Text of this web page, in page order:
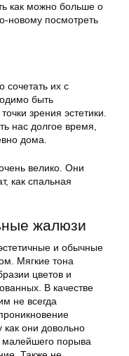
как можно больше о
новому посмотреть
сочетать их с
быть
зрения эстетики.
нас долгое время,
дома.
велико. Они
как спальная
жалюзи
и обычные
Мягкие тона
цветов и
В качестве
не всегда
как они довольно
малейшего порыва